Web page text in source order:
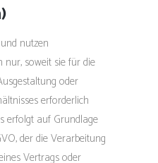
nutzen
nur, soweit sie für die
oder
erforderlich
erfolgt auf Grundlage
der die Verarbeitung
Vertrags oder